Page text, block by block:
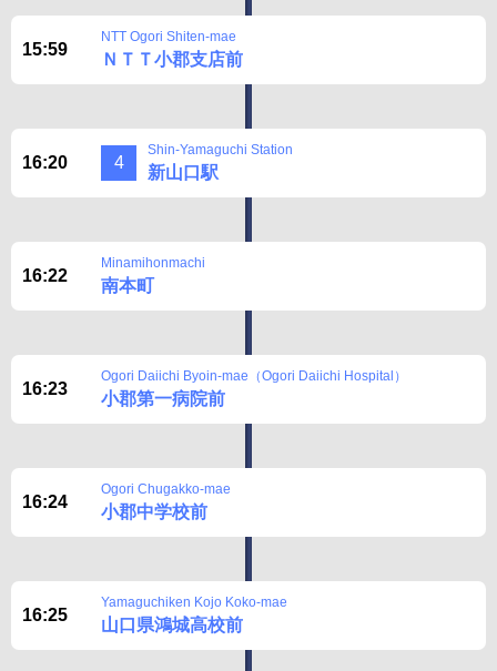
15:59
NTT Ogori Shiten-mae
ＮＴＴ小郡支店前
16:20 4
Shin-Yamaguchi Station
新山口駅
16:22
Minamihonmachi
南本町
16:23
Ogori Daiichi Byoin-mae（Ogori Daiichi Hospital）
小郡第一病院前
16:24
Ogori Chugakko-mae
小郡中学校前
16:25
Yamaguchiken Kojo Koko-mae
山口県鴻城高校前